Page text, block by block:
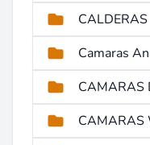
CALDERAS
Camaras
CAMARAS
CAMARAS